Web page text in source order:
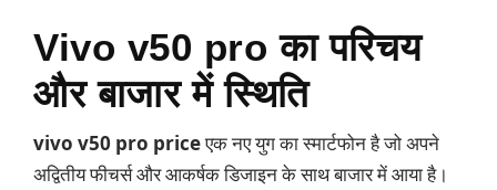
Vivo v50 pro का परिचय
और बाजार में स्थिति
vivo v50 pro priceएक नए युग का स्मार्टफोन है जो अपने
अद्वितीय फीचर्स और आकर्षक डिजाइन के साथ बाजार में आया है।